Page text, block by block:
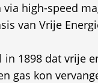
high-speed
van Vrije
1898 dat vrije
gas kon